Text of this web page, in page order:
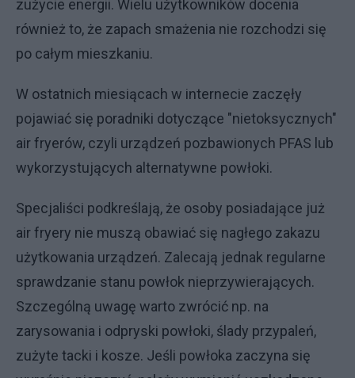
zużycie energii. Wielu użytkowników docenia
również to, że zapach smażenia nie rozchodzi się
po całym mieszkaniu.
W ostatnich miesiącach w internecie zaczęły
pojawiać się poradniki dotyczące "nietoksycznych"
air fryerów, czyli urządzeń pozbawionych PFAS lub
wykorzystujących alternatywne powłoki.
Specjaliści podkreślają, że osoby posiadające już
air fryery nie muszą obawiać się nagłego zakazu
użytkowania urządzeń. Zalecają jednak regularne
sprawdzanie stanu powłok nieprzywierających.
Szczególną uwagę warto zwrócić np. na
zarysowania i odpryski powłoki, ślady przypaleń,
zużyte tacki i kosze. Jeśli powłoka zaczyna się